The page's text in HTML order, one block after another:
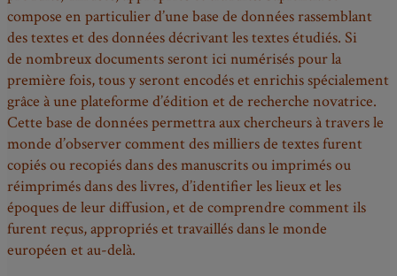
compose en particulier d’une base de données rassemblant
des textes et des données décrivant les textes étudiés. Si
de nombreux documents seront ici numérisés pour la
première fois, tous y seront encodés et enrichis spécialement
grâce à une plateforme d’édition et de recherche novatrice.
Cette base de données permettra aux chercheurs à travers le
monde d’observer comment des milliers de textes furent
copiés ou recopiés dans des manuscrits ou imprimés ou
réimprimés dans des livres, d’identifier les lieux et les
époques de leur diffusion, et de comprendre comment ils
furent reçus, appropriés et travaillés dans le monde
européen et au-delà.